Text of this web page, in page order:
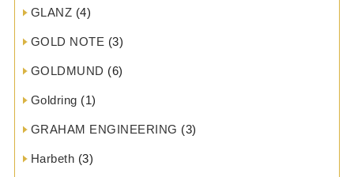
GLANZ (4)
GOLD NOTE (3)
GOLDMUND (6)
Goldring (1)
GRAHAM ENGINEERING (3)
Harbeth (3)